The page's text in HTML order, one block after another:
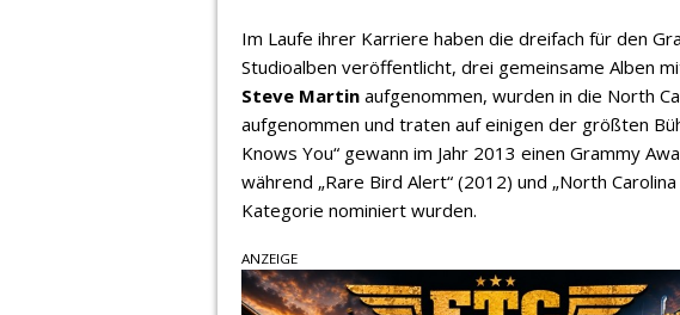
Im Laufe ihrer Karriere haben die dreifach für den
Studioalben veröffentlicht, drei gemeinsame Alben
Steve Martin aufgenommen, wurden in die North
aufgenommen und traten auf einigen der größten
Knows You“ gewann im Jahr 2013 einen Grammy
während „Rare Bird Alert“ (2012) und „North
Kategorie nominiert wurden.
ANZEIGE